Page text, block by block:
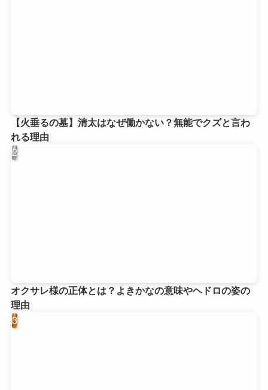
【火垂るの墓】清太はなぜ働かない？無能でクズと言わ
れる理由
オクサレ様の正体とは？よきかなの意味やヘドロの姿の
理由